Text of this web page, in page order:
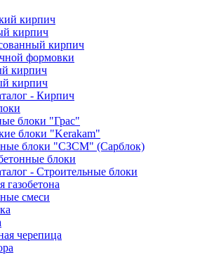
кирпич
кирпич
кирпич
формовки
кирпич
кирпич
- Кирпич
блоки "Грас"
блоки "Kerakam"
блоки "СЗСМ" (Сарблок)
блоки
- Строительные блоки
газобетона
смеси
черепица